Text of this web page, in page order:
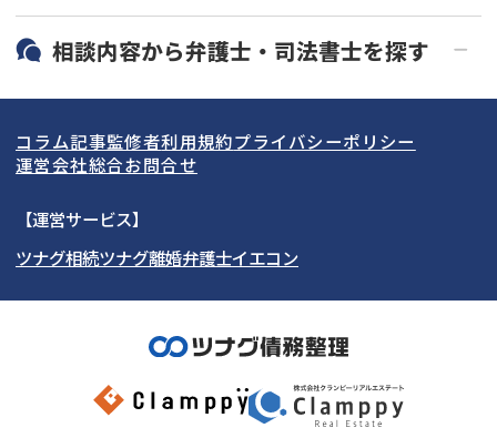
北海道・東北
北海道 青森県
岩手県 宮城県
秋田県
福島県
関東
東京都 神奈川県
埼玉県
茨城県 群馬県
東海
愛知県
岐阜県 山梨県
関西
大阪府 京都府
奈良県
和歌山県
北陸・甲信越
石川県
富山県
岡山県
九州・沖縄
相談内容から弁護士・司法書士を探す
任意整理
個人再生
会社破産・法人破産
消費者金融・サラ金
カードローン・クレジッ
ト会社
奨学金
コラム記事監修者利用規約プライバシーポリシー
運営会社総合お問合せ
【運営サービス】
ツナグ相続ツナグ離婚弁護士イエコン